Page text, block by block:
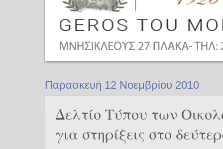
Παρασκευή 12 Νοεμβρίου 2010
Δελτίο Τύπου των
για στηρίξεις στο